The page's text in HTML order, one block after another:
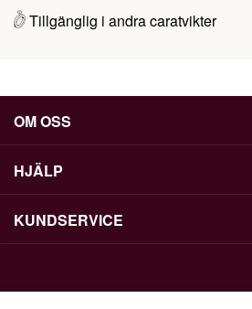
Tillgänglig i andra caratvikter
OM OSS
HJÄLP
KUNDSERVICE
KONTAKTA OSS